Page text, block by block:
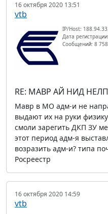
16 октября 2020 13:51
vtb
IP/Host:
Дата
Сообщений: 8 758
RE: МАВР АЙ НИД НЕЛП
Мавр в МО адм-и не
выдают их на руки
смоли зарегить ДКП ЗУ
этот период адм-я
возразить адм-и? типа
Росреестр
16 октября 2020 14:59
vtb